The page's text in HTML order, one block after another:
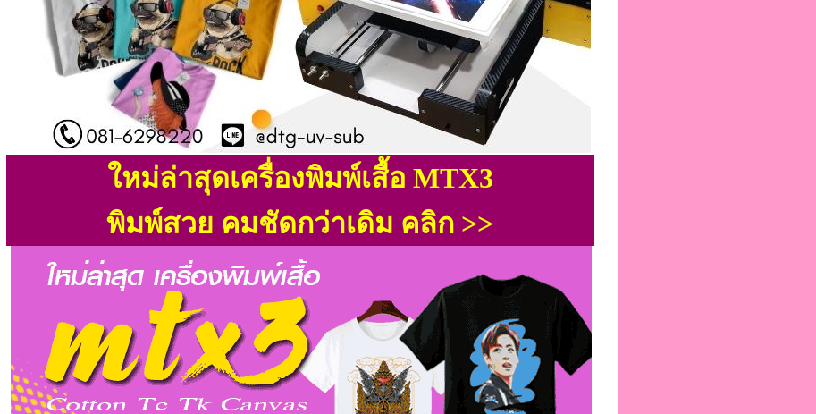
ใหม่ล่าสุดเครื่องพิมพ์เสื้อ MTX3
พิมพ์สวย คมชัดกว่าเดิม คลิก >>